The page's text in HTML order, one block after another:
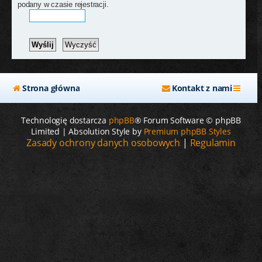
podany w czasie rejestracji.
Strona główna Kontakt z nami
Technologię dostarcza phpBB® Forum Software © phpBB
Limited | Absolution Style by Premium phpBB Styles
Zasady ochrony danych osobowych | Regulamin